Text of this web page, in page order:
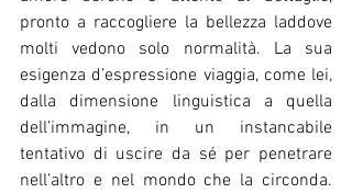
pronto a raccogliere la bellezza laddove
molti vedono solo normalità. La sua
esigenza d’espressione viaggia, come lei,
dalla dimensione linguistica a quella
dell’immagine, in un instancabile
tentativo di uscire da sé per penetrare
nell’altro e nel mondo che la circonda.